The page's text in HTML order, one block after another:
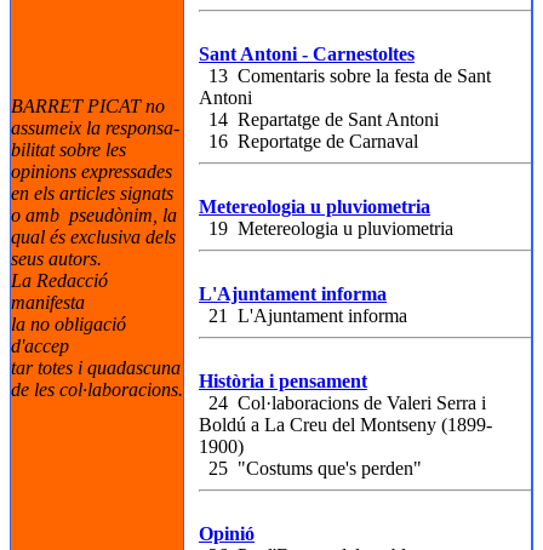
BARRET PICAT no
assumeix la responsa-
bilitat sobre les
opinions expressades
en els articles signats
o amb pseudònim, la
qual és exclusiva dels
seus autors.
La Redacció
manifesta
la no obligació
d'accep
tar totes i quadascuna
de les col·laboracions.
Sant Antoni - Carnestoltes
13 Comentaris sobre la festa de Sant
Antoni
14 Repartatge de Sant Antoni
16 Reportatge de Carnaval
Metereologia u pluviometria
19 Metereologia u pluviometria
L'Ajuntament informa
21 L'Ajuntament informa
Història i pensament
24 Col·laboracions de Valeri Serra i
Boldú a La Creu del Montseny (1899-
1900)
25 "Costums que's perden"
Opinió